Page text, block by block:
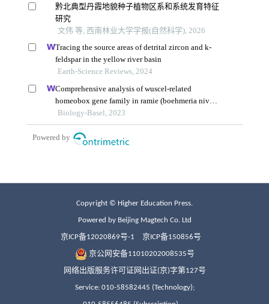
Copyright © Higher Education Press.
Powered by Beijing Magtech Co. Ltd
京ICP备12020869号-1 京ICP备150856号
京公网安备11010202008535号
网络出版服务许可证网出证(京)字第127号
Service: 010-58582445 (Technology);